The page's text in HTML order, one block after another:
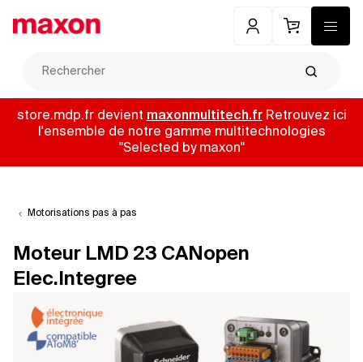
Mon compte
Panier
store.mdp.fr devient maxonmultitech.frRetrouvez ici
l'ensemble de notre gamme multitechnologies
"Selected by maxon"
Motorisations pas à pas
Moteur LMD 23 CANopen
Elec.Integree